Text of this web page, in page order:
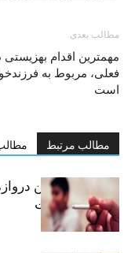
مطالب بعدی
مهمترین اقدام
فعلی، مربوط به
است
مطالب مرتبط
سیگار، مهمترین
موادمخدر است